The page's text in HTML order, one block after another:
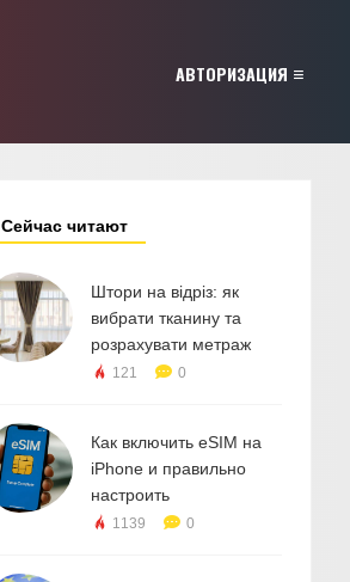
АВТОРИЗАЦИЯ
Сейчас читают
Штори на відріз: як
вибрати тканину та
розрахувати метраж
121 0
Как включить eSIM на
iPhone и правильно
настроить
1139 0